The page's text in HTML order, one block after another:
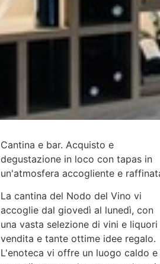
Cantina e bar. Acquisto e
degustazione in loco con tapas in
un'atmosfera accogliente e
La cantina del Nodo del Vino vi
accoglie dal giovedì al lunedì, con
una vasta selezione di vini e liquori
vendita e tante ottime idee regalo.
L'enoteca vi offre un luogo caldo e